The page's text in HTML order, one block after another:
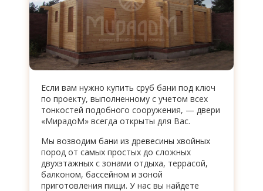
Если вам нужно купить сруб бани под ключ
по проекту, выполненному с учетом всех
тонкостей подобного сооружения, — двери
«МирадоМ» всегда открыты для Вас.
Мы возводим бани из древесины хвойных
пород от самых простых до сложных
двухэтажных с зонами отдыха, террасой,
балконом, бассейном и зоной
приготовления пищи. У нас вы найдете